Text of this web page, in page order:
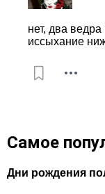
нет, два
иссыхание
Самое
Дни рождения